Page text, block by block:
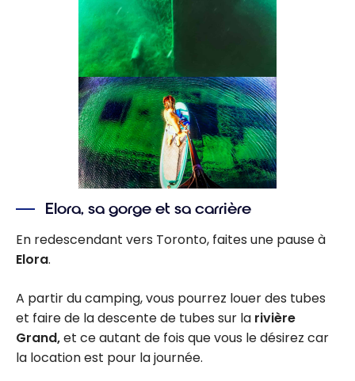
Elora, sa gorge et sa carrière
En redescendant vers Toronto, faites une pause à
Elora.
A partir du camping, vous pourrez louer des tubes
et faire de la descente de tubes sur la rivière
Grand,et ce autant de fois que vous le désirez car
la location est pour la journée.